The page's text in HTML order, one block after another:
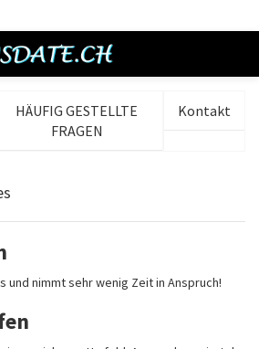
HÄUFIG GESTELLTE
FRAGEN
Kontakt
nimmt sehr wenig Zeit in Anspruch!